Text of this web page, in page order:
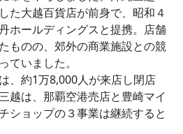
た大越百貨店が前身で、昭和４
ホールディングスと提携。店舗
ものの、郊外の商業施設との競
ていました。
、約1万8,000人が来店し閉店
越は、那覇空港売店と豊崎マイ
ショップの３事業は継続すると